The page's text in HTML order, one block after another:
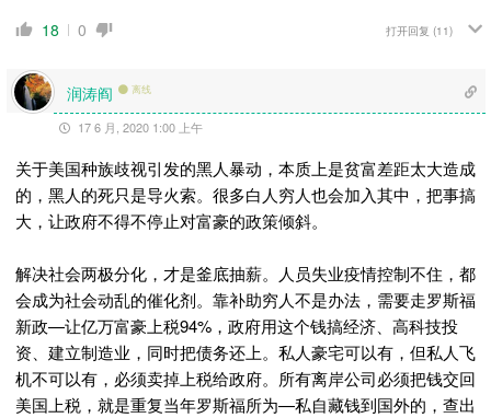
18 0 打开回复 (11)
润涛阎 离线
17 6 月, 2020 1:00 上午
关于美国种族歧视引发的黑人暴动，本质上是贫富差距太大造成
的，黑人的死只是导火索。很多白人穷人也会加入其中，把事搞
大，让政府不得不停止对富豪的政策倾斜。
解决社会两极分化，才是釜底抽薪。人员失业疫情控制不住，都
会成为社会动乱的催化剂。靠补助穷人不是办法，需要走罗斯福
新政—让亿万富豪上税94%，政府用这个钱搞经济、高科技投
资、建立制造业，同时把债务还上。私人豪宅可以有，但私人飞
机不可以有，必须卖掉上税给政府。所有离岸公司必须把钱交回
美国上税，就是重复当年罗斯福所为—私自藏钱到国外的，查出